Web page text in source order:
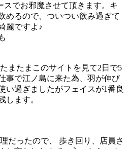
スでお邪魔させて頂きます。キ
めるので、ついつい飲み過ぎて
麗ですよ♪
またまこのサイトを見て2日で5
事で江ノ島に来た為、羽が伸び
い過ぎましたがフェイスが1番良
します。
だったので、 歩き回り、店員さ